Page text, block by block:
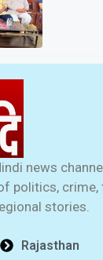
news
politics, crime,
stories.
Rajasthan